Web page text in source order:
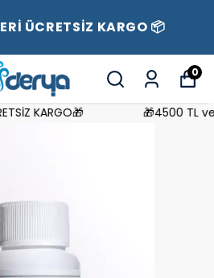
ÜCRETSİZ KARGO 📦
0
KARGO🎁 🎁4500 TL ve